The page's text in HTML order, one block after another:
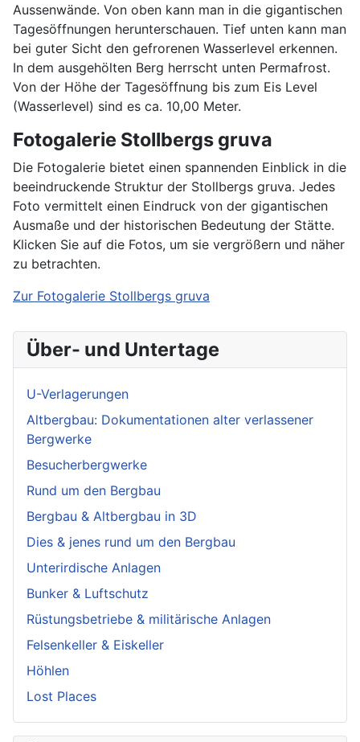
Aussenwände. Von oben kann man in die gigantischen
Tagesöffnungen herunterschauen. Tief unten kann man
bei guter Sicht den gefrorenen Wasserlevel erkennen.
In dem ausgehölten Berg herrscht unten Permafrost.
Von der Höhe der Tagesöffnung bis zum Eis Level
(Wasserlevel) sind es ca. 10,00 Meter.
Fotogalerie Stollbergs gruva
Die Fotogalerie bietet einen spannenden Einblick in die
beeindruckende Struktur der Stollbergs gruva. Jedes
Foto vermittelt einen Eindruck von der gigantischen
Ausmaße und der historischen Bedeutung der Stätte.
Klicken Sie auf die Fotos, um sie vergrößern und näher
zu betrachten.
Zur Fotogalerie Stollbergs gruva
Über- und Untertage
U-Verlagerungen
Altbergbau: Dokumentationen alter verlassener
Bergwerke
Besucherbergwerke
Rund um den Bergbau
Bergbau & Altbergbau in 3D
Dies & jenes rund um den Bergbau
Unterirdische Anlagen
Bunker & Luftschutz
Rüstungsbetriebe & militärische Anlagen
Felsenkeller & Eiskeller
Höhlen
Lost Places